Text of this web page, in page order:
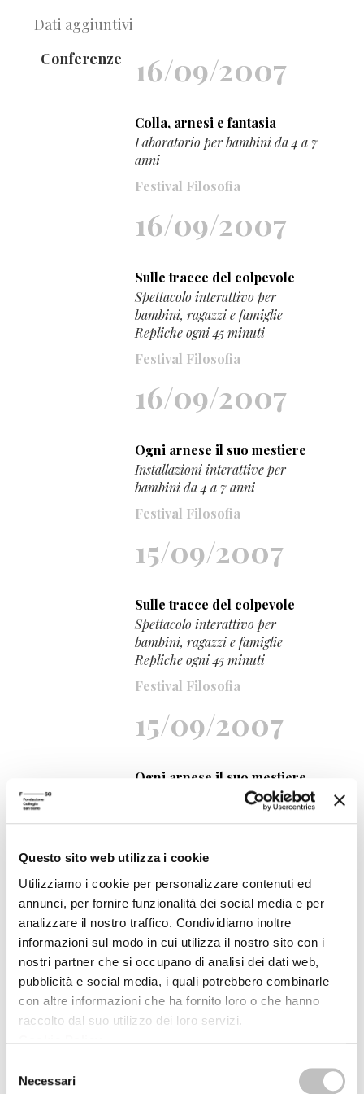
Questo sito web utilizza i cookie
Utilizziamo i cookie per personalizzare contenuti ed
annunci, per fornire funzionalità dei social media e per
analizzare il nostro traffico. Condividiamo inoltre
informazioni sul modo in cui utilizza il nostro sito con i
nostri partner che si occupano di analisi dei dati web,
pubblicità e social media, i quali potrebbero combinarle
con altre informazioni che ha fornito loro o che hanno
raccolto dal suo utilizzo dei loro servizi.
delNecessari
Dati aggiuntivi
Conferenze
16/09/2007
Colla, arnesi e fantasia
Laboratorio per bambini da 4 a 7
anni
Festival Filosofia
16/09/2007
Sulle tracce del colpevole
Spettacolo interattivo per
bambini, ragazzi e famiglie
Repliche ogni 45 minuti
Festival Filosofia
16/09/2007
Ogni arnese il suo mestiere
Installazioni interattive per
bambini da 4 a 7 anni
Festival Filosofia
15/09/2007
Sulle tracce del colpevole
Spettacolo interattivo per
bambini, ragazzi e famiglie
Repliche ogni 45 minuti
Festival Filosofia
15/09/2007
Ogni arnese il suo mestiere
Installazioni interattive per
15/09/2007
Colla, arnesi e fantasia
Laboratorio per bambini da 4 a 7
anni
Festival Filosofia
14/09/2007